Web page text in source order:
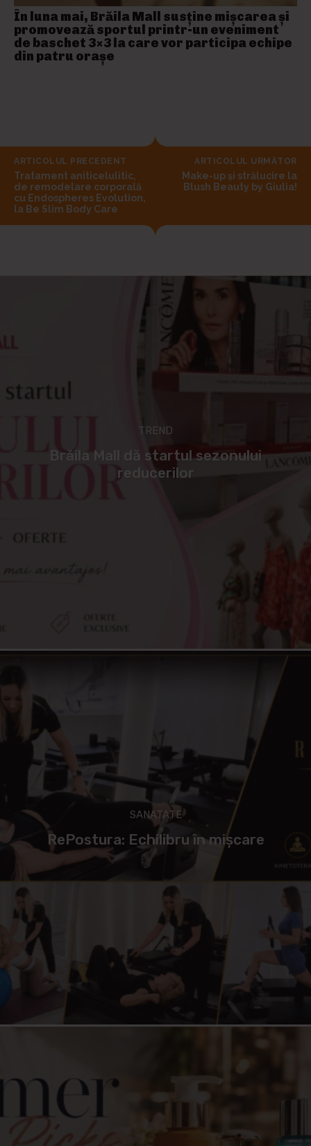
În luna mai, Brăila Mall susține mişcarea și
promovează sportul printr-un eveniment
de baschet 3×3 la care vor participa echipe
din patru orașe
ARTICOLUL PRECEDENT
Tratament aniticelulitic,
de remodelare corporală
cu Endospheres Evolution,
la Be Slim Body Care
ARTICOLUL URMĂTOR
Make-up și strălucire la
Blush Beauty by Giulia!
TREND
Brăila Mall dă startul sezonului
reducerilor
SANATATE
RePostura: Echilibru în mișcare